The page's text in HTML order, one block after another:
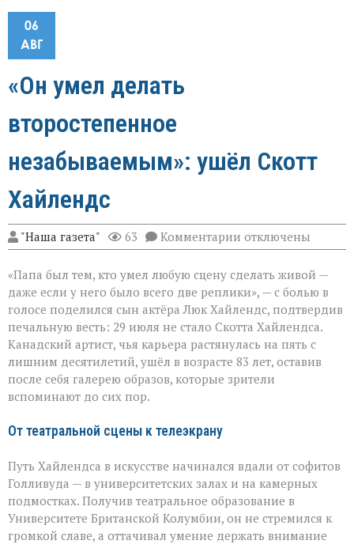
06
АВГ
«Он умел делать
второстепенное
незабываемым»: ушёл Скотт
Хайлендс
"Наша газета" 63 Комментарии к
записи
умел
делать
второстепенное
незабываемым»:
ушёл
Скотт
Хайлендс
отключены
«Папа был тем, кто умел любую сцену сделать живой —
даже если у него было всего две реплики», — с болью в
голосе поделился сын актёра Люк Хайлендс, подтвердив
печальную весть: 29 июля не стало Скотта Хайлендса.
Канадский артист, чья карьера растянулась на пять с
лишним десятилетий, ушёл в возрасте 83 лет, оставив
после себя галерею образов, которые зрители
вспоминают до сих пор.
От театральной сцены к телеэкрану
Путь Хайлендса в искусстве начинался вдали от софитов
Голливуда — в университетских залах и на камерных
подмостках. Получив театральное образование в
Университете Британской Колумбии, он не стремился к
громкой славе, а оттачивал умение держать внимание